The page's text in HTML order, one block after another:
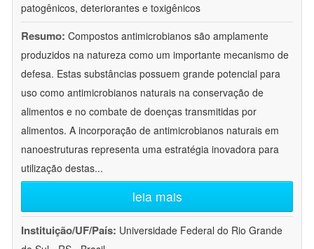
patogênicos, deteriorantes e toxigênicos
Resumo: Compostos antimicrobianos são amplamente
produzidos na natureza como um importante mecanismo de
defesa. Estas substâncias possuem grande potencial para
uso como antimicrobianos naturais na conservação de
alimentos e no combate de doenças transmitidas por
alimentos. A incorporação de antimicrobianos naturais em
nanoestruturas representa uma estratégia inovadora para
utilização destas...
leia mais
Instituição/UF/País: Universidade Federal do Rio Grande